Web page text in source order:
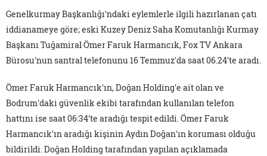
Genelkurmay Başkanlığı'ndaki eylemlerle ilgili hazırlanan çatı
iddianameye göre; eski Kuzey Deniz Saha Komutanlığı Kurmay
Başkanı Tuğamiral Ömer Faruk Harmancık, Fox TV Ankara
Bürosu'nun santral telefonunu 16 Temmuz'da saat 06.24'te aradı.
Ömer Faruk Harmancık'ın, Doğan Holding'e ait olan ve
Bodrum'daki güvenlik ekibi tarafından kullanılan telefon
hattını ise saat 06:34'te aradığı tespit edildi. Ömer Faruk
Harmancık'ın aradığı kişinin Aydın Doğan'ın koruması olduğu
bildirildi. Doğan Holding tarafından yapılan açıklamada